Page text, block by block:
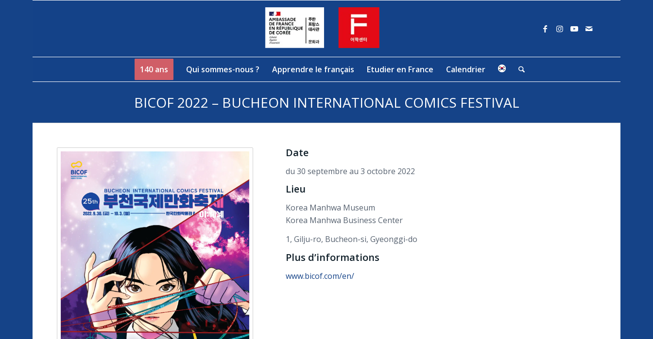
140 ans Qui sommes-nous ? Apprendre le français Etudier en France Calendrier
BICOF 2022 – BUCHEON INTERNATIONAL COMICS FESTIVAL
Date
du 30 septembre au 3 octobre 2022
Lieu
Korea Manhwa Museum
Korea Manhwa Business Center
1, Gilju-ro, Bucheon-si, Gyeonggi-do
Plus d’informations
www.bicof.com/en/